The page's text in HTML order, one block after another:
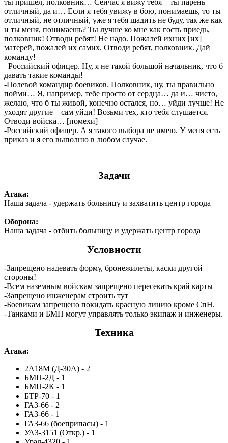
ты пришёл, полковник… Сейчас я вижу тебя – ты парень
отличный, да и… Если я тебя увижу в бою, понимаешь, то ты
отличный, не отличный, уже я тебя щадить не буду, так же как
и ты меня, понимаешь? Ты лучше ко мне как гость приедь,
полковник! Отводи ребят! Не надо. Пожалей ихних [их]
матерей, пожалей их самих. Отводи ребят, полковник. Дай
команду!
–Российский офицер. Ну, я не такой большой начальник, что б
давать такие команды!
-Полевой командир боевиков. Полковник, ну, ты правильно
пойми… Я, например, тебе просто от сердца… да и… чисто,
желаю, что б ты живой, конечно остался, но… уйди лучше! Не
уходят другие – сам уйди! Возьми тех, кто тебя слушается.
Отводи войска… [помехи]
-Российский офицер. А я такого выбора не имею. У меня есть
приказ и я его выполню в любом случае.
Задачи
Атака:
Наша задача - удержать больницу и захватить центр города
Оборона:
Наша задача - отбить больницу и удержать центр города
Условности
-Запрещено надевать форму, бронежилеты, каски другой
стороны!
-Всем наземным войскам запрещено пересекать край карты
-Запрещено инженерам строить тут
-Боевикам запрещено покидать красную линию кроме СпН.
-Танками и БМП могут управлять только экипаж и инженеры.
Техника
Атака:
2А18М (Д-30А) - 2
БМП-2Д - 1
БМП-2К - 1
БТР-70 - 1
ГАЗ-66 - 2
ГАЗ-66 - 1
ГАЗ-66 (боеприпасы) - 1
УАЗ-3151 (Откр.) - 1